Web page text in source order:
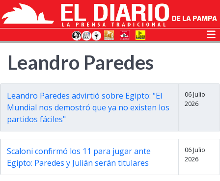
Leandro Paredes
Leandro Paredes advirtió sobre Egipto: "El
Mundial nos demostró que ya no existen los
partidos fáciles"
06 Julio
2026
Scaloni confirmó los 11 para jugar ante
Egipto: Paredes y Julián serán titulares
06 Julio
2026